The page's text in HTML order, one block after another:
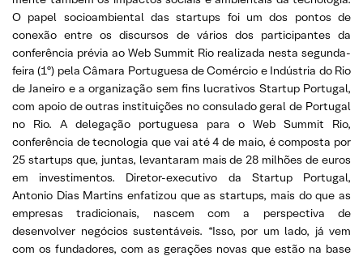
O papel socioambiental das startups foi um dos pontos de
conexão entre os discursos de vários dos participantes da
conferência prévia ao Web Summit Rio realizada nesta segunda-
feira (1º) pela Câmara Portuguesa de Comércio e Indústria do Rio
de Janeiro e a organização sem fins lucrativos Startup Portugal,
com apoio de outras instituições no consulado geral de Portugal
no Rio. A delegação portuguesa para o Web Summit Rio,
conferência de tecnologia que vai até 4 de maio, é composta por
25 startups que, juntas, levantaram mais de 28 milhões de euros
em investimentos. Diretor-executivo da Startup Portugal,
Antonio Dias Martins enfatizou que as startups, mais do que as
empresas tradicionais, nascem com a perspectiva de
desenvolver negócios sustentáveis. “Isso, por um lado, já vem
com os fundadores, com as gerações novas que estão na base